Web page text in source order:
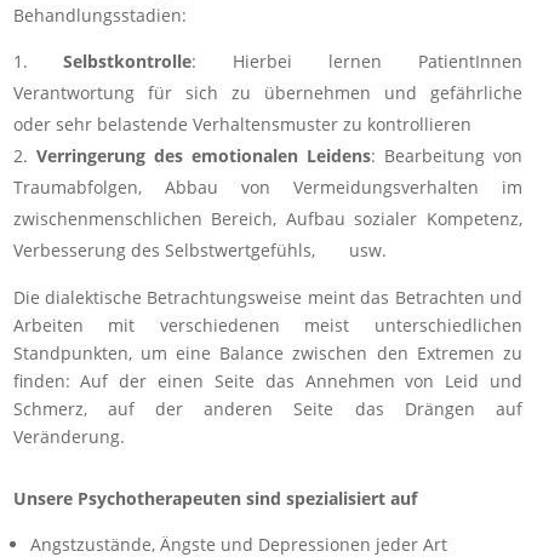
Behandlungsstadien:
Selbstkontrolle: Hierbei lernen PatientInnen
Verantwortung für sich zu übernehmen und gefährliche
oder sehr belastende Verhaltensmuster zu kontrollieren
Verringerung des emotionalen Leidens: Bearbeitung von
Traumabfolgen, Abbau von Vermeidungsverhalten im
zwischenmenschlichen Bereich, Aufbau sozialer Kompetenz,
Verbesserung des Selbstwertgefühls, usw.
Die dialektische Betrachtungsweise meint das Betrachten und
Arbeiten mit verschiedenen meist unterschiedlichen
Standpunkten, um eine Balance zwischen den Extremen zu
finden: Auf der einen Seite das Annehmen von Leid und
Schmerz, auf der anderen Seite das Drängen auf
Veränderung.
Unsere Psychotherapeuten sind spezialisiert auf
Angstzustände, Ängste und Depressionen jeder Art